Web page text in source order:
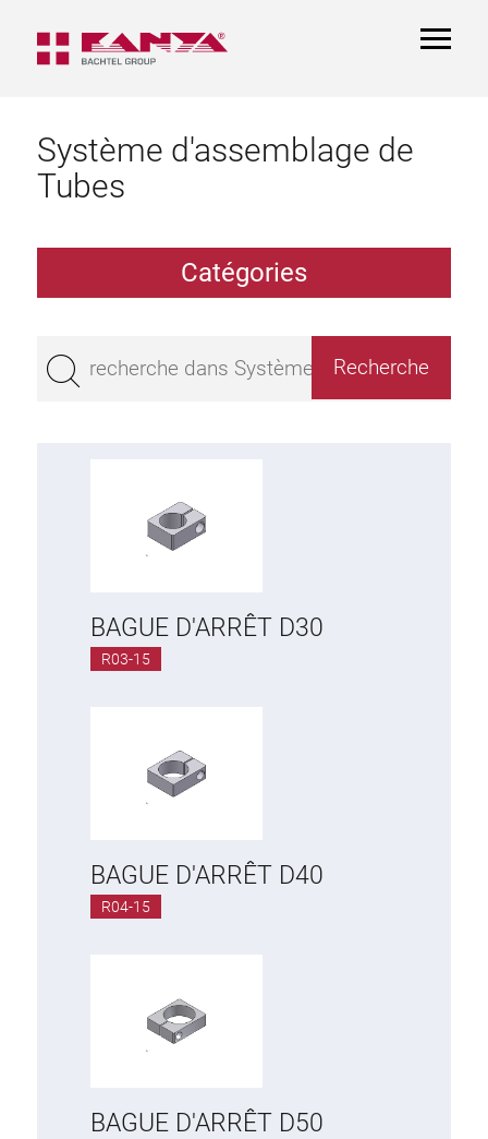
Système d'assemblage de
Tubes
Catégories
RVS Éléments
Bagues d´Arret, Manchons
Brides à Pivot
Rides Réglables
Chariots Unversels
BAGUE D'ARRÊT D30
R03-15
BAGUE D'ARRÊT D40
R04-15
BAGUE D'ARRÊT D50